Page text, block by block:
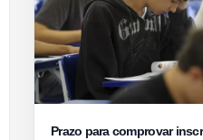
Prazo para comprovar